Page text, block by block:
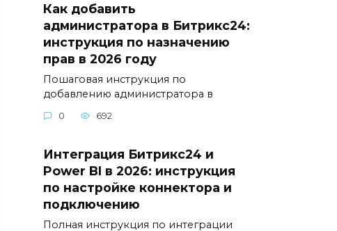
Как добавить
администратора в Битрикс24:
инструкция по назначению
прав в 2026 году
Пошаговая инструкция по
добавлению администратора в
0 692
Интеграция Битрикс24 и
Power BI в 2026: инструкция
по настройке коннектора и
подключению
Полная инструкция по интеграции